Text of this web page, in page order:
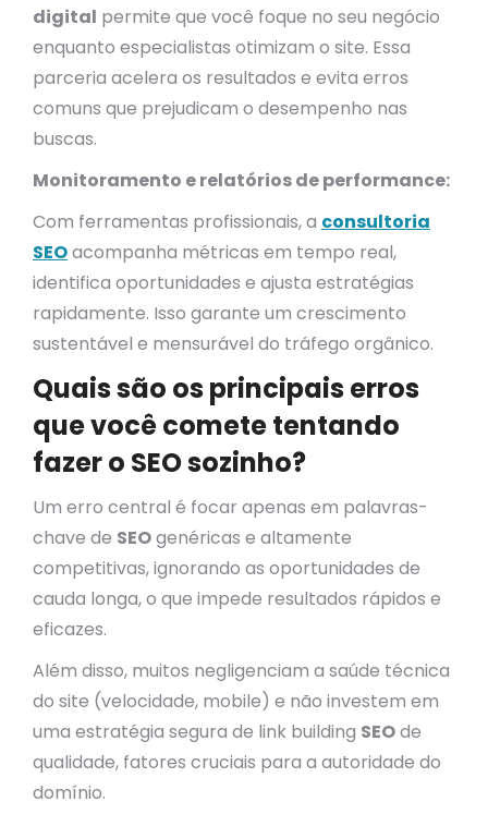
digital permite que você foque no seu negócio
enquanto especialistas otimizam o site. Essa
parceria acelera os resultados e evita erros
comuns que prejudicam o desempenho nas
buscas.
Monitoramento e relatórios de performance:
Com ferramentas profissionais, a consultoria
SEOacompanha métricas em tempo real,
identifica oportunidades e ajusta estratégias
rapidamente. Isso garante um crescimento
sustentável e mensurável do tráfego orgânico.
Quais são os principais erros
que você comete tentando
fazer o SEO sozinho?
Um erro central é focar apenas em palavras-
chave de SEOgenéricas e altamente
competitivas, ignorando as oportunidades de
cauda longa, o que impede resultados rápidos e
eficazes.
Além disso, muitos negligenciam a saúde técnica
do site (velocidade, mobile) e não investem em
uma estratégia segura de link building SEOde
qualidade, fatores cruciais para a autoridade do
domínio.